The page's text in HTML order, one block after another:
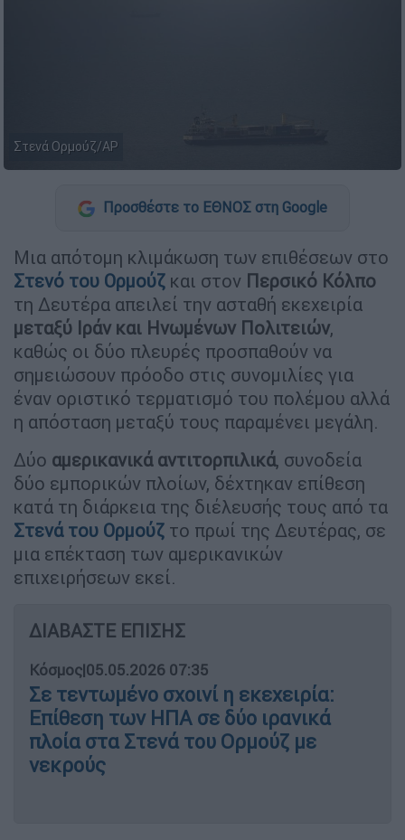
Στενά Ορμούζ/AP
Προσθέστε το ΕΘΝΟΣ στη Google
Μια απότομη κλιμάκωση των επιθέσεων στο
Στενό του Ορμούζ και στον Περσικό Κόλπο
τη Δευτέρα απειλεί την ασταθή εκεχειρία
μεταξύ Ιράν και Ηνωμένων Πολιτειών,
καθώς οι δύο πλευρές προσπαθούν να
σημειώσουν πρόοδο στις συνομιλίες για
έναν οριστικό τερματισμό του πολέμου αλλά
η απόσταση μεταξύ τους παραμένει μεγάλη.
Δύο αμερικανικά αντιτορπιλικά, συνοδεία
δύο εμπορικών πλοίων, δέχτηκαν επίθεση
κατά τη διάρκεια της διέλευσής τους από τα
Στενά του Ορμούζ το πρωί της Δευτέρας, σε
μια επέκταση των αμερικανικών
επιχειρήσεων εκεί.
ΔΙΑΒΑΣΤΕ ΕΠΙΣΗΣ
Κόσμος|05.05.2026 07:35
Σε τεντωμένο σχοινί η εκεχειρία:
Επίθεση των ΗΠΑ σε δύο ιρανικά
πλοία στα Στενά του Ορμούζ με
νεκρούς